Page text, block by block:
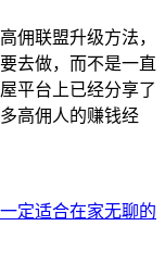
佣联盟升级方法，
去做，而不是一直
平台上已经分享了
高佣人的赚钱经